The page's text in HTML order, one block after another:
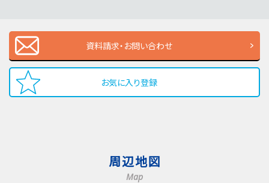
資料請求・お問い合わせ
お気に入り登録
周辺地図
Map